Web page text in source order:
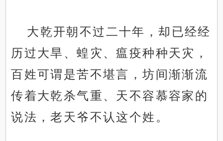
大乾开朝不过二十年，却已经经
历过大旱、蝗灾、瘟疫种种天灾，
百姓可谓是苦不堪言，坊间渐渐流
传着大乾杀气重、天不容慕容家的
说法，老天爷不认这个姓。